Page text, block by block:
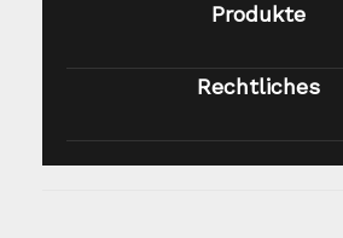
Produkte
Rechtliches